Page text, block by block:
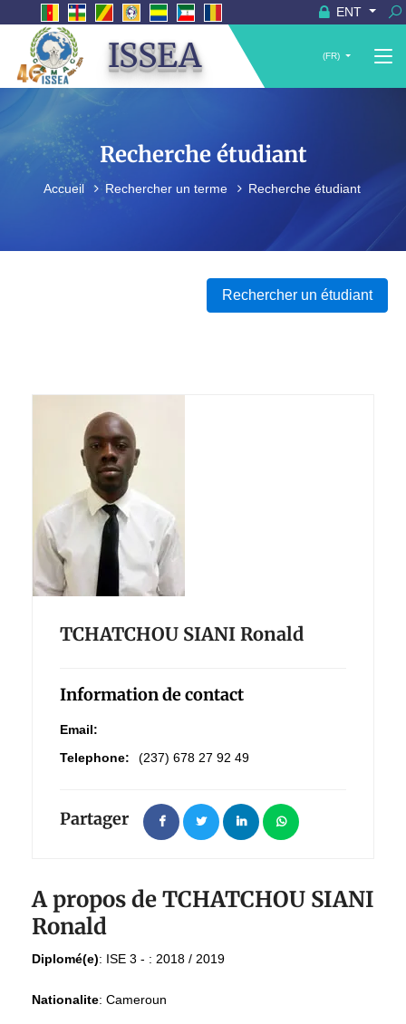
ENT
ISSEA (FR)
Recherche étudiant
Accueil Rechercher un terme Recherche étudiant
Rechercher un étudiant
TCHATCHOU SIANI Ronald
Information de contact
Email:
Telephone:
(237) 678 27 92 49
Partager
A propos de TCHATCHOU SIANI
Ronald
Diplomé(e): ISE 3 - : 2018 / 2019
Nationalite: Cameroun